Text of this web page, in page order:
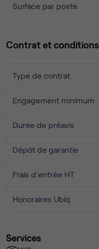
Surface par poste
Contrat et conditions
Type de contrat
Engagement minimum
Durée de préavis
Dépôt de garantie
Frais d'entrée HT
Honoraires Ubiq
Services